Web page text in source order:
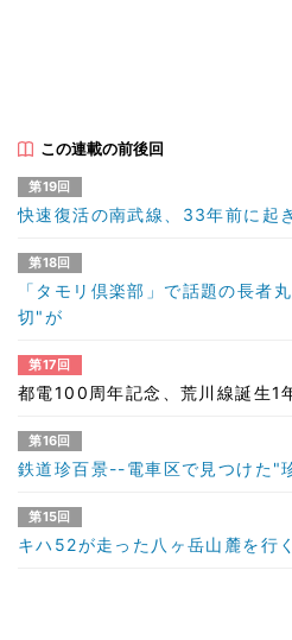
この連載の前後回
第19回
快速復活の南武線、33年前に起
第18回
「タモリ倶楽部」で話題の長者
切"が
第17回
都電100周年記念、荒川線誕生1
第16回
鉄道珍百景--電車区で見つけた"
第15回
キハ52が走った八ヶ岳山麓を行